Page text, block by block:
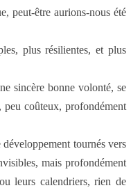
peut-être aurions-nous été
plus résilientes, et plus
sincère bonne volonté, se
peu coûteux, profondément
tournés vers
mais profondément
leurs calendriers, rien de